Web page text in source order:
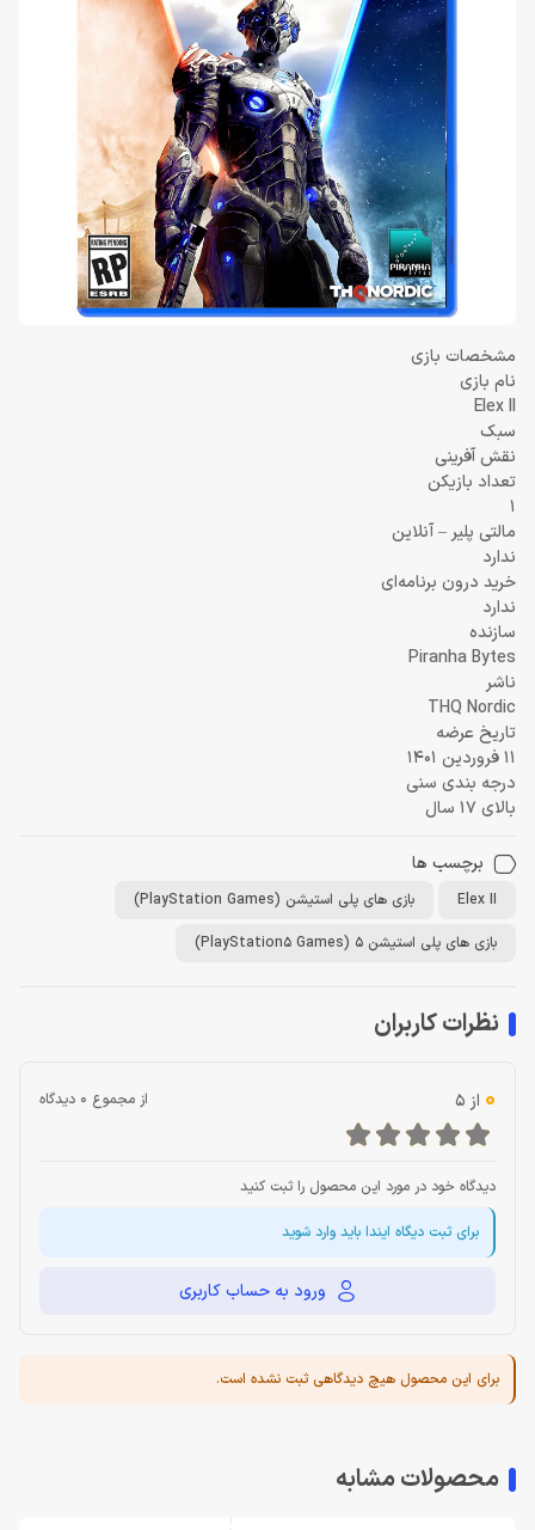
مشخصات بازی
نام بازی
Elex II
سبک
نقش آفرینی
تعداد بازیکن
1
مالتی پلیر – آنلاین
ندارد
خرید درون برنامه‌ای
ندارد
سازنده
Piranha Bytes
ناشر
THQ Nordic
تاریخ عرضه
11 فروردین 1401
درجه بندی سنی
بالای 17 سال
برچسب ها
Elex II
بازی های پلی استیشن (PlayStation Games)
بازی های پلی استیشن 5 (PlayStation5 Games)
نظرات کاربران
0 از 5 از مجموع 0 دیدگاه
دیدگاه خود در مورد این محصول را ثبت کنید
برای ثبت دیگاه ایندا باید وارد شوید
ورود به حساب کاربری
برای این محصول هیچ دیدگاهی ثبت نشده است.
محصولات مشابه